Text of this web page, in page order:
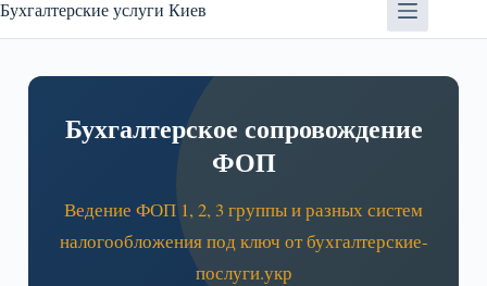
Бухгалтерские услуги Киев
Бухгалтерское сопровождение
ФОП
Ведение ФОП 1, 2, 3 группы и разных систем
налогообложения под ключ от бухгалтерские-
послуги.укр